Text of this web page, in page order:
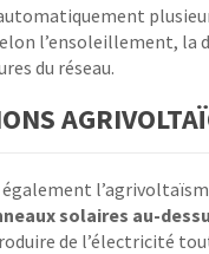
l’ensoleillement, la
du réseau.
solaires au-
de l’électricité